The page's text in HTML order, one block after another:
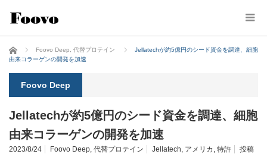
ホーム Foovo Deep 代替プロテイン
Jellatechが約5億円のシード資金を調達、細胞
由来コラーゲンの開発を加速
Foovo Deep
Jellatechが約5億円のシード資金を調達、細胞
由来コラーゲンの開発を加速
2023/8/24 Foovo Deep, 代替プロテイン Jellatech, アメリカ , 特許
投稿